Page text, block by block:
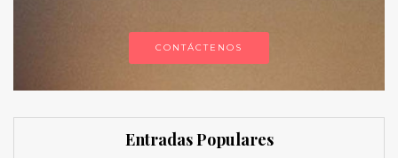
CONTÁCTENOS
Entradas Populares